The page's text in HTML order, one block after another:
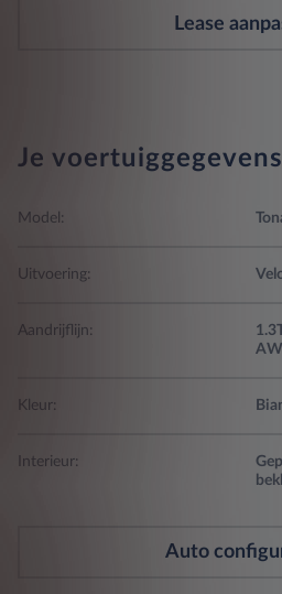
Lease
Je voertuiggegevens
Model:
Uitvoering:
Aandrijflijn:
Kleur:
Interieur:
Auto